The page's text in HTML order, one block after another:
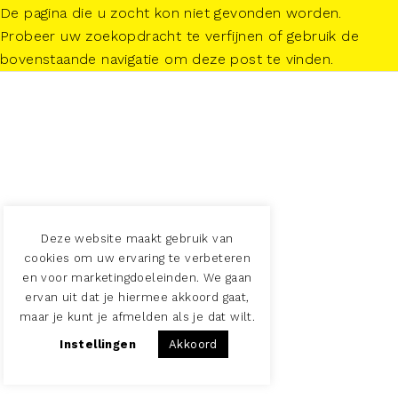
De pagina die u zocht kon niet gevonden worden.
Probeer uw zoekopdracht te verfijnen of gebruik de
bovenstaande navigatie om deze post te vinden.
Deze website maakt gebruik van
cookies om uw ervaring te verbeteren
en voor marketingdoeleinden. We gaan
ervan uit dat je hiermee akkoord gaat,
maar je kunt je afmelden als je dat wilt.
Instellingen Akkoord